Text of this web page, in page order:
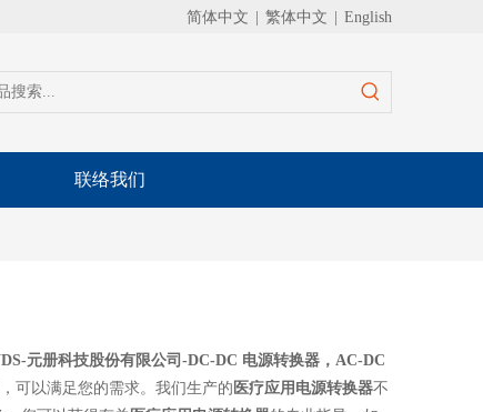
简体中文 繁体中文 English
联络我们
元册科技股份有限公司-DC-DC 电源转换器，AC-DC
可以满足您的需求。我们生产的 医疗应用电源转换器不